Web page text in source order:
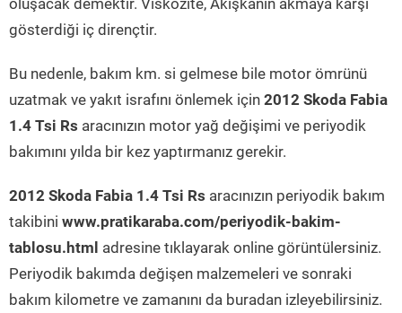
oluşacak demektir. Viskozite, Akışkanın akmaya karşı
gösterdiği iç dirençtir.
Bu nedenle, bakım km. si gelmese bile motor ömrünü
uzatmak ve yakıt israfını önlemek için 2012 Skoda Fabia
1.4 Tsi Rs aracınızın motor yağ değişimi ve periyodik
bakımını yılda bir kez yaptırmanız gerekir.
2012 Skoda Fabia 1.4 Tsi Rs aracınızın periyodik bakım
takibini www.pratikaraba.com/periyodik-bakim-
tablosu.html adresine tıklayarak online görüntülersiniz.
Periyodik bakımda değişen malzemeleri ve sonraki
bakım kilometre ve zamanını da buradan izleyebilirsiniz.